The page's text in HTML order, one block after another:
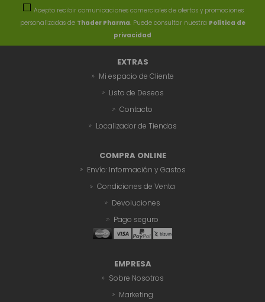
Acepto recibir comunicaciones comerciales de ofertas y promociones
personalizadas de Thader Pharma. Puede consultar nuestra Política de
privacidad
EXTRAS
Mi espacio de Cliente
Lista de Deseos
Contacto
Localizador de Tiendas
COMPRA ONLINE
Envío: Información y Gastos
Condiciones de Venta
Devoluciones
Pago seguro
EMPRESA
Sobre Nosotros
Marketing